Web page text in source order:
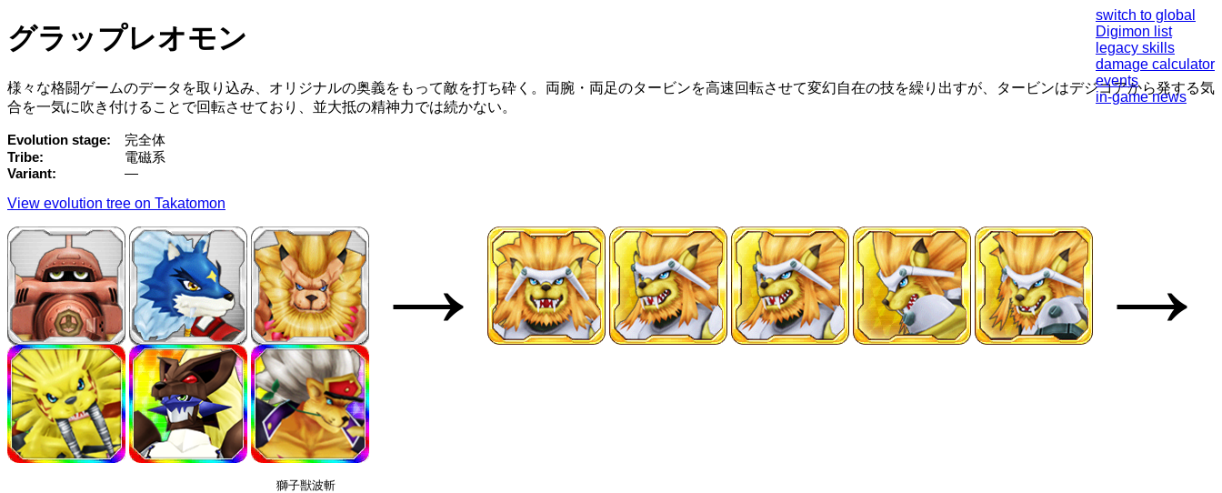
switch to global
Digimon list
legacy skills
damage calculator
events
in-game news
グラップレオモン
様々な格闘ゲームのデータを取り込み、オリジナルの奥義をもって敵を打ち砕く。両腕・両足のタービンを高速回転させて変幻自在の技を繰り出すが、タービンはデジコアから発する気
合を一気に吹き付けることで回転させており、並大抵の精神力では続かない。
Evolution stage
完全体
Tribe
電磁系
Variant
—
View evolution tree on Takatomon
→ →
獅子獣波斬